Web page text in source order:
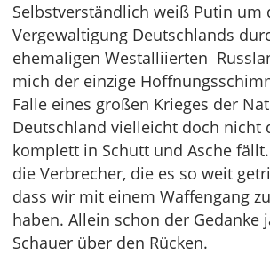
Selbstverständlich weiß Putin um
Vergewaltigung Deutschlands
ehemaligen Westalliierten
mich der einzige
Falle eines großen Krieges der
Deutschland vielleicht doch nicht
komplett in Schutt und Asche
die Verbrecher, die es so weit
dass wir mit einem Waffengang
haben. Allein schon der Gedanke
Schauer über den Rücken.